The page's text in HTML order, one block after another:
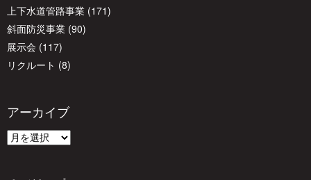
上下水道管路事業 (171)
斜面防災事業 (90)
展示会 (117)
リクルート (8)
アーカイブ
ア